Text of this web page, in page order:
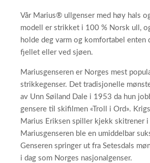
Vår Marius® ullgenser med høy hals
modell er strikket i 100 % Norsk ull,
holde deg varm og komfortabel enten
fjellet eller ved sjøen.
Mariusgenseren er Norges mest
strikkegenser. Det tradisjonelle
av Unn Søiland Dale i 1953 da hun
gensere til skifilmen «Troll i Ord».
Marius Eriksen spiller kjekk skitrener
Mariusgenseren ble en umiddelbar
Genseren springer ut fra Setesdals
i dag som Norges nasjonalgenser.